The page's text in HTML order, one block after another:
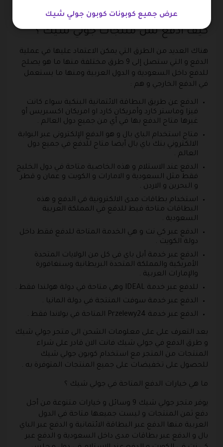
كيف أدفع ثمن منتجات جولي شيك ؟
هناك العديد من الطرق التي يمكن الاعتماد عليها في عملية
الدفع و التي ستصل إلى 9 طرق مختلفة منها ما هو يصلح
للدفع داخل السعودية و الدول العربية ومنها ما يستعمل
في الدفع الخارجي و هم :
الدفع عن طريق البطاقة الائتمانية البنكية سواء كانت
فيزا وماستر كارد وأمريكان كارد او امريكان اكسبريس أو
غيرها متاح الدفع بها في أي من جميع دول العالم .
متاح استخدام الباي بال و هو الدفع الإلكتروني عبر البوابة
الالكتروني بنك باي بال أيضا متاح للدفع في جميع دول
العالم .
الدفع عند الاستلام و هذه الخاصية متاحة في دول الخليج
فقط مثل السعودية و الامارات و الكويت و عمان و قطر
و البحرين و الاردن .
استخدام بطاقات مدى الالكترونية في الدفع و هذه
البطاقات متاحة فيط للدفع في المملكة العربية
السعودية .
الدفع عبر كي نت و هي الخدمة المتاحة للدفع فقط داخل
دولة الكويت .
الدفع عبر خدمة أبل باي في كل من الولايات المتحدة
الأمريكية والمملكة المتحدة البريطانية وسنغافورة
والإمارات العربية .
للدفع عبر خدمة IDEAL وهي متاحة في دولة هولندا فقط .
الدفع عبر خدمة سوفت المنتجة في دولة المانيا .
الدفع عبر خدمة Przelewy24 المتاحة في بولاندا فقط .
بعد التعرف على على معلومات الشحن الى متجر جولي شيك
و طرق الدفع في جولي شيك فانت الان قادر على شراء
المنتجات من المتجر مع استخدام كوبون جولي شيك
للحصول على تخفيضات على جميع المنتجات المتوفرة به .
ما هي خيارات الدفع المتاحة في جولي شيك ؟
يوفر متجر جولي شيك 9 وسائل و خيارات متنوعة من أجل
دفع ثمن المنتجات و ليست جميعها متاحة في الدول
العربية منها الدفع عبر البطاقة الائتمانية و الدفع عبر الباي
بال و الدفع عبر بطاقات مدى داخل السعودية و الدفع عبر
عرض جميع كوبونات كوبون جولي شيك